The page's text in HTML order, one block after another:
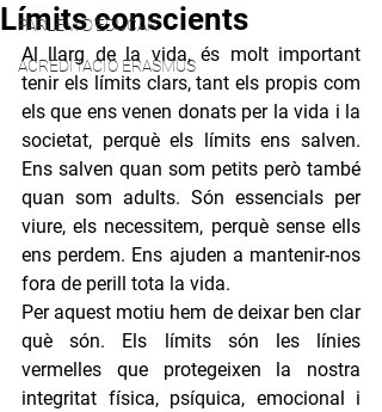
PARLEM D'EDUCAR
ACREDITACIÓ ERASMUS
Límits conscients
Al llarg de la vida, és molt important
tenir els límits clars, tant els propis com
els que ens venen donats per la vida i la
societat, perquè els límits ens salven.
Ens salven quan som petits però també
quan som adults. Són essencials per
viure, els necessitem, perquè sense ells
ens perdem. Ens ajuden a mantenir-nos
fora de perill tota la vida.
Per aquest motiu hem de deixar ben clar
què són. Els límits són les línies
vermelles que protegeixen la nostra
integritat física, psíquica, emocional i